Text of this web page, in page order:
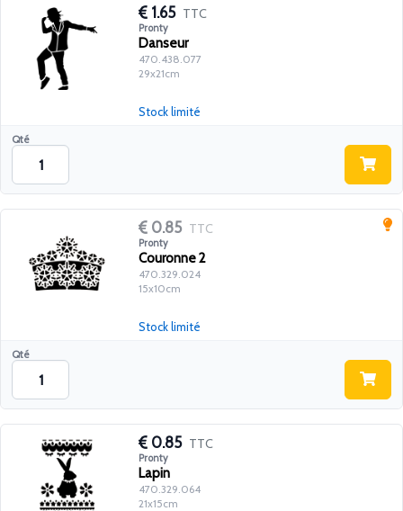
1.65 TTC
Pronty
Danseur
470.438.077
29x21cm
Qté
Stock limité
0.85 TTC
Pronty
Couronne 2
470.329.024
15x10cm
Qté
Stock limité
0.85 TTC
Pronty
Lapin
470.329.064
21x15cm